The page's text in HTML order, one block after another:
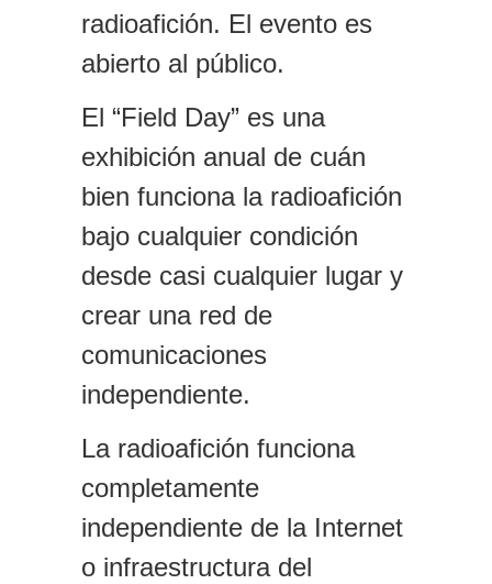
radioafición. El evento es
abierto al público.
El “Field Day” es una
exhibición anual de cuán
bien funciona la radioafición
bajo cualquier condición
desde casi cualquier lugar y
crear una red de
comunicaciones
independiente.
La radioafición funciona
completamente
independiente de la Internet
o infraestructura del